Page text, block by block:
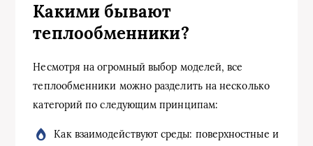
Какими бывают
теплообменники?
Несмотря на огромный выбор моделей, все
теплообменники можно разделить на несколько
категорий по следующим принципам:
Как взаимодействуют среды: поверхностные и